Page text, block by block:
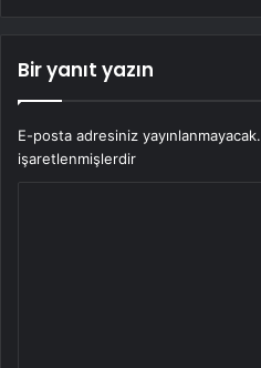
Bir yanıt yazın
E-posta adresiniz yayınlanmayacak.
işaretlenmişlerdir